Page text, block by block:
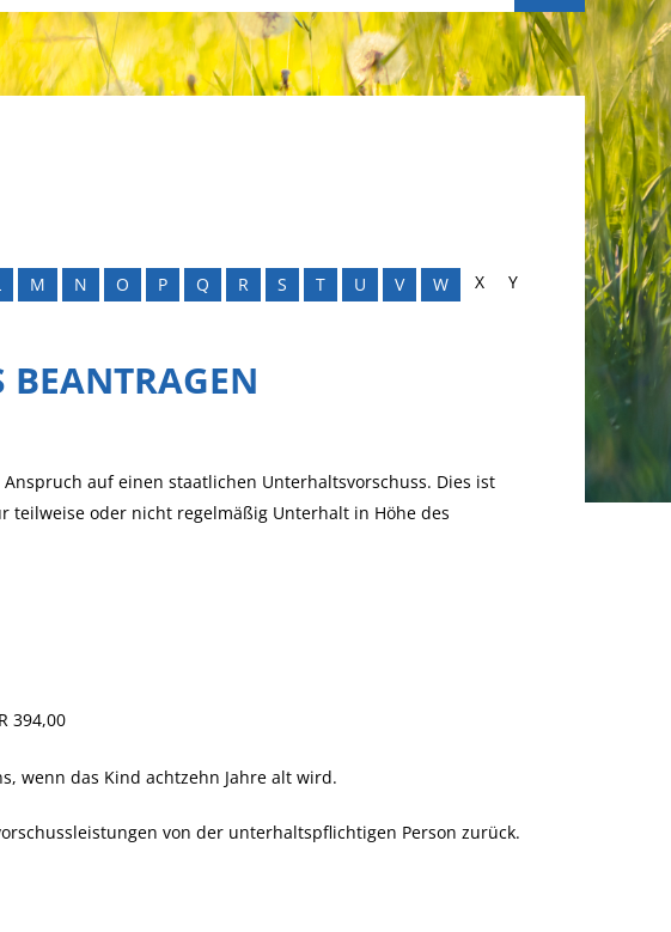
M N O P Q R S T U V W X
Y
BEANTRAGEN
auf einen staatlichen Unterhaltsvorschuss. Dies ist
teilweise oder nicht regelmäßig Unterhalt in Höhe des
394,00
wenn das Kind achtzehn Jahre alt wird.
von der unterhaltspflichtigen Person zurück.